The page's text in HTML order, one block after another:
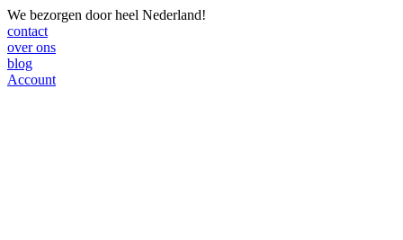
We bezorgen door heel Nederland!
contact
over ons
blog
Account